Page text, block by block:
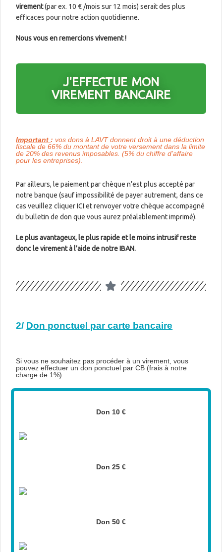
virement(par ex. 10 € /mois sur 12 mois) serait des plus
efficaces pour notre action quotidienne.
Nous vous en remercions vivement !
J'EFFECTUE MON
VIREMENT BANCAIRE
Important : vos dons à LAVT donnent droit à une déduction
fiscale de 66% du montant de votre versement dans la limite
de 20% des revenus imposables. (5% du chiffre d’affaire
pour les entreprises)
Par ailleurs, le paiement par chèque n’est plus accepté par
notre banque (sauf impossibilité de payer autrement, dans ce
cas veuillez cliquer ICI et renvoyer votre chèque accompagné
du bulletin de don que vous aurez préalablement imprimé).
Le plus avantageux, le plus rapide et le moins intrusif reste
donc le virement à l’aide de notre IBAN.
2/ Don ponctuel par carte bancaire
Si vous ne souhaitez pas procéder à un virement, vous
pouvez effectuer un don ponctuel par CB (frais à notre
charge de 1%).
Don 10 €
Don 25 €
Don 50 €